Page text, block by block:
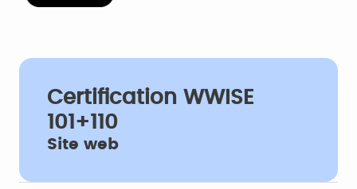
Certification WWISE
101+110
Site web